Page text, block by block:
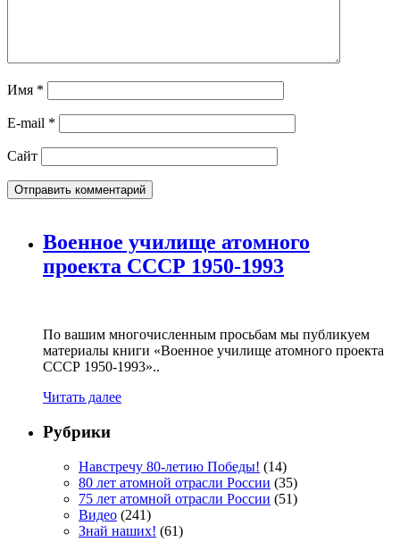
Имя *
E-mail *
Сайт
Военное училище атомного
проекта СССР 1950-1993
По вашим многочисленным просьбам мы публикуем
материалы книги «Военное училище атомного проекта
СССР 1950-1993»..
Читать далее
Рубрики
Навстречу 80-летию Победы! (14)
80 лет атомной отрасли России (35)
75 лет атомной отрасли России (51)
Видео (241)
Знай наших! (61)